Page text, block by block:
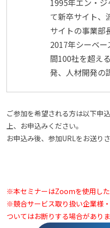
1995年エン・
て新卒サイト、
サイトの事業部
2017年シーベ
間100社を超え
発、人材開発の
ご参加を希望される方は以下申
上、お申込みください。
お申込み後、参加URLをお送り
※本セミナーはZoomを使用し
※競合サービス取り扱い企業様
ついてはお断りする場合があり